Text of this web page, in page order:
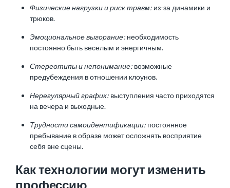
Физические нагрузки и риск травм: из-за динамики и
трюков.
Эмоциональное выгорание: необходимость
постоянно быть веселым и энергичным.
Стереотипы и непонимание: возможные
предубеждения в отношении клоунов.
Нерегулярный график: выступления часто приходятся
на вечера и выходные.
Трудности самоидентификации: постоянное
пребывание в образе может осложнять восприятие
себя вне сцены.
Как технологии могут изменить
профессию